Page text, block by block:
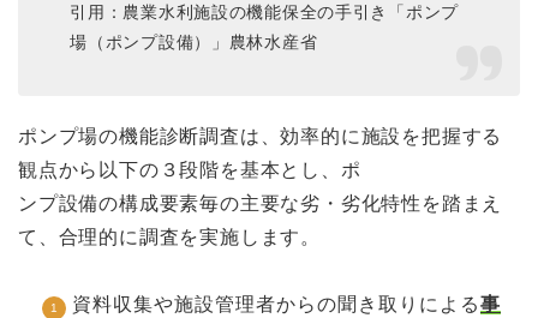
引用：農業水利施設の機能保全の手引き「ポンプ
場（ポンプ設備）」農林水産省
ポンプ場の機能診断調査は、効率的に施設を把握する
観点から以下の３段階を基本とし、ポ
ンプ設備の構成要素毎の主要な劣・劣化特性を踏まえ
て、合理的に調査を実施します。
資料収集や施設管理者からの聞き取りによる事